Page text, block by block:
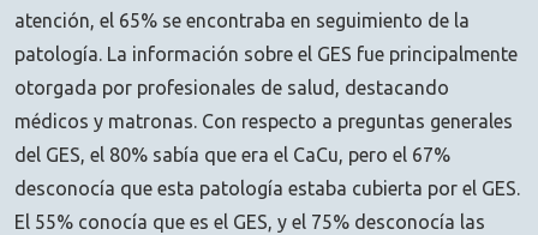
atención, el 65% se encontraba en seguimiento de la
patología. La información sobre el GES fue principalmente
otorgada por profesionales de salud, destacando
médicos y matronas. Con respecto a preguntas generales
del GES, el 80% sabía que era el CaCu, pero el 67%
desconocía que esta patología estaba cubierta por el GES.
El 55% conocía que es el GES, y el 75% desconocía las